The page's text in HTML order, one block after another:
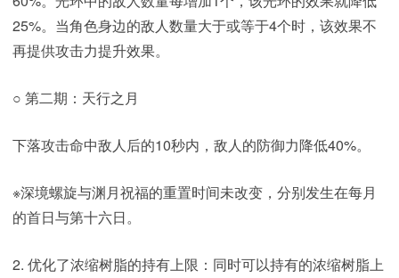
25%。当角色身边的敌人数量大于或等于4个时，该效果不
再提供攻击力提升效果。
○ 第二期：天行之月
下落攻击命中敌人后的10秒内，敌人的防御力降低40%。
※深境螺旋与渊月祝福的重置时间未改变，分别发生在每月
的首日与第十六日。
2. 优化了浓缩树脂的持有上限：同时可以持有的浓缩树脂上